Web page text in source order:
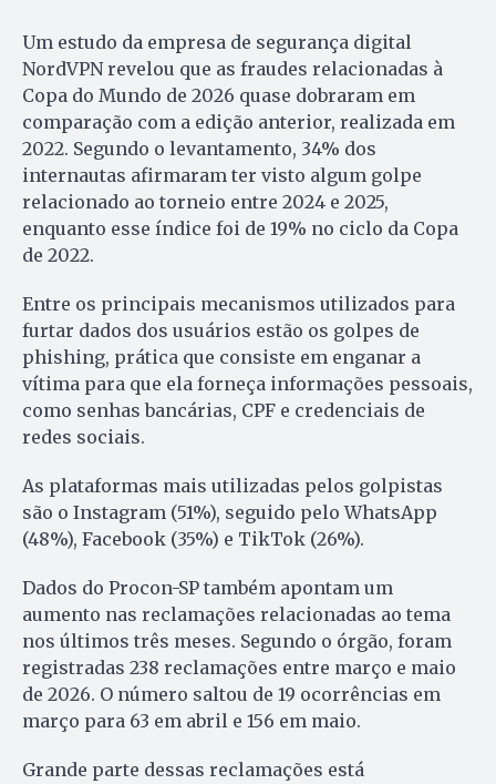
Um estudo da empresa de segurança digital
NordVPN revelou que as fraudes relacionadas à
Copa do Mundo de 2026 quase dobraram em
comparação com a edição anterior, realizada em
2022. Segundo o levantamento, 34% dos
internautas afirmaram ter visto algum golpe
relacionado ao torneio entre 2024 e 2025,
enquanto esse índice foi de 19% no ciclo da Copa
de 2022.
Entre os principais mecanismos utilizados para
furtar dados dos usuários estão os golpes de
phishing, prática que consiste em enganar a
vítima para que ela forneça informações pessoais,
como senhas bancárias, CPF e credenciais de
redes sociais.
As plataformas mais utilizadas pelos golpistas
são o Instagram (51%), seguido pelo WhatsApp
(48%), Facebook (35%) e TikTok (26%).
Dados do Procon-SP também apontam um
aumento nas reclamações relacionadas ao tema
nos últimos três meses. Segundo o órgão, foram
registradas 238 reclamações entre março e maio
de 2026. O número saltou de 19 ocorrências em
março para 63 em abril e 156 em maio.
Grande parte dessas reclamações está